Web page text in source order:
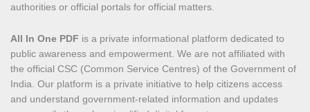
authorities or official portals for official matters.
All In One PDF is a private informational platform dedicated to
public awareness and empowerment. We are not affiliated with
the official CSC (Common Service Centres) of the Government of
India. Our platform is a private initiative to help citizens access
and understand government-related information and updates